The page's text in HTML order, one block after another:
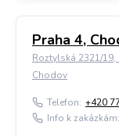
Praha 4,
Roztylská 2321/19,
Chodov
Telefon: +420
Info k zakázkám: